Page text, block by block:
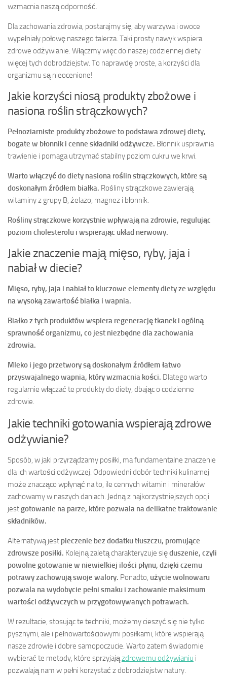
wzmacnia naszą odporność.
Dla zachowania zdrowia, postarajmy się, aby warzywa i owoce
wypełniały połowę naszego talerza. Taki prosty nawyk wspiera
zdrowe odżywianie. Włączmy więc do naszej codziennej diety
więcej tych dobrodziejstw. To naprawdę proste, a korzyści dla
organizmu są nieocenione!
Jakie korzyści niosą produkty zbożowe i
nasiona roślin strączkowych?
Pełnoziarniste produkty zbożowe to podstawa zdrowej diety,
bogate w błonnik i cenne składniki odżywcze. Błonnik usprawnia
trawienie i pomaga utrzymać stabilny poziom cukru we krwi.
Warto włączyć do diety nasiona roślin strączkowych, które są
doskonałym źródłem białka. Rośliny strączkowe zawierają
witaminy z grupy B, żelazo, magnez i błonnik.
Rośliny strączkowe korzystnie wpływają na zdrowie, regulując
poziom cholesterolu i wspierając układ nerwowy.
Jakie znaczenie mają mięso, ryby, jaja i
nabiał w diecie?
Mięso, ryby, jaja i nabiał to kluczowe elementy diety ze względu
na wysoką zawartość białka i wapnia.
Białko z tych produktów wspiera regenerację tkanek i ogólną
sprawność organizmu, co jest niezbędne dla zachowania
zdrowia.
Mleko i jego przetwory są doskonałym źródłem łatwo
przyswajalnego wapnia, który wzmacnia kości. Dlatego warto
regularnie włączać te produkty do diety, dbając o codzienne
zdrowie.
Jakie techniki gotowania wspierają zdrowe
odżywianie?
Sposób, w jaki przyrządzamy posiłki, ma fundamentalne znaczenie
dla ich wartości odżywczej. Odpowiedni dobór techniki kulinarnej
może znacząco wpłynąć na to, ile cennych witamin i minerałów
zachowamy w naszych daniach. Jedną z najkorzystniejszych opcji
jestgotowanie na parze, które pozwala na delikatne traktowanie
składników.
Alternatywą jest pieczenie bez dodatku tłuszczu, promujące
zdrowsze posiłki. Kolejną zaletą charakteryzuje sięduszenie, czyli
powolne gotowanie w niewielkiej ilości płynu, dzięki czemu
potrawy zachowują swoje walory. Ponadto, użycie wolnowaru
pozwala na wydobycie pełni smaku i zachowanie maksimum
wartości odżywczych w przygotowywanych potrawach.
W rezultacie, stosując te techniki, możemy cieszyć się nie tylko
pysznymi, ale i pełnowartościowymi posiłkami, które wspierają
nasze zdrowie i dobre samopoczucie. Warto zatem świadomie
wybierać te metody, które sprzyjajązdrowemu odżywianiu i
pozwalają nam w pełni korzystać z dobrodziejstw natury.